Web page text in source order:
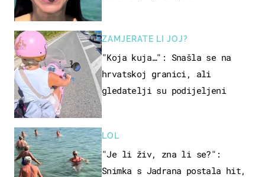
ZAMJERATE LI JOJ?
"Koja kuja…": Snašla se na
hrvatskoj granici, ali
gledatelji su podijeljeni
LOL
"Je li živ, zna li se?":
Snimka s Jadrana postala hit,